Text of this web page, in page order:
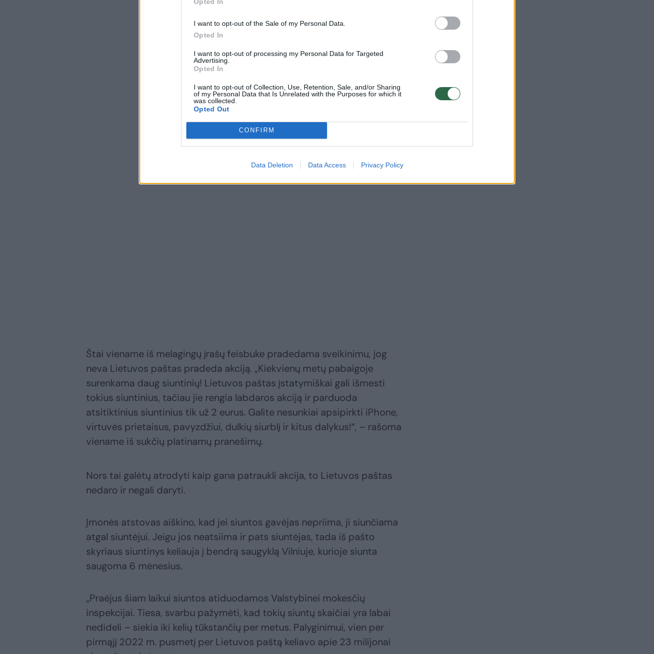
I want to opt-out of the Sale of my Personal Data.
Opted In
I want to opt-out of processing my Personal Data for Targeted
Advertising.
Opted In
I want to opt-out of Collection, Use, Retention, Sale, and/or Sharing
of my Personal Data that Is Unrelated with the Purposes for which it
was collected.
Opted Out
CONFIRM
Data Deletion Data Access Privacy Policy
Štai viename iš melagingų įrašų feisbuke pradedama sveikinimu, jog
neva Lietuvos paštas pradeda akciją. „Kiekvienų metų pabaigoje
surenkama daug siuntinių! Lietuvos paštas įstatymiškai gali išmesti
tokius siuntinius, tačiau jie rengia labdaros akciją ir parduoda
atsitiktinius siuntinius tik už 2 eurus. Galite nesunkiai apsipirkti iPhone,
virtuvės prietaisus, pavyzdžiui, dulkių siurblį ir kitus dalykus!“, – rašoma
viename iš sukčių platinamų pranešimų.
Nors tai galėtų atrodyti kaip gana patraukli akcija, to Lietuvos paštas
nedaro ir negali daryti.
Įmonės atstovas aiškino, kad jei siuntos gavėjas nepriima, ji siunčiama
atgal siuntėjui. Jeigu jos neatsiima ir pats siuntėjas, tada iš pašto
skyriaus siuntinys keliauja į bendrą saugyklą Vilniuje, kurioje siunta
saugoma 6 mėnesius.
„Praėjus šiam laikui siuntos atiduodamos Valstybinei mokesčių
inspekcijai. Tiesa, svarbu pažymėti, kad tokių siuntų skaičiai yra labai
nedideli – siekia iki kelių tūkstančių per metus. Palyginimui, vien per
pirmąjį 2022 m. pusmetį per Lietuvos paštą keliavo apie 23 milijonai